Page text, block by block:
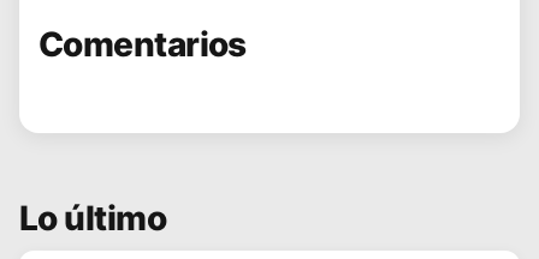
Comentarios
Lo último